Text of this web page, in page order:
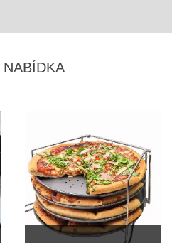
NABÍDKA